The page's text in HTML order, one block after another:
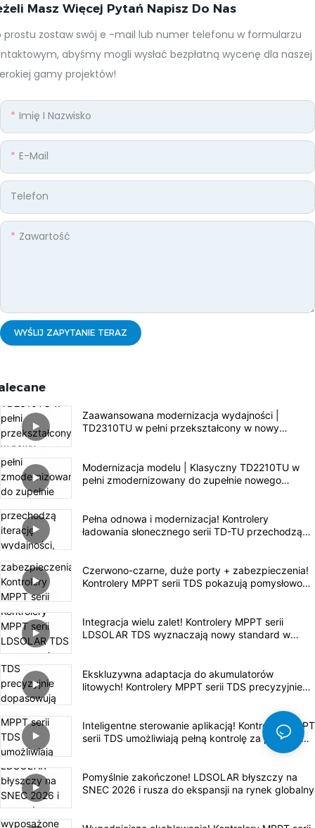
Masz Więcej Pytań Napisz Do Nas
prostu zostaw swój e -mail lub numer telefonu w formularzu
abyśmy mogli wysłać bezpłatną wycenę dla naszej
gamy projektów!
Imię I Nazwisko
E-Mail
Telefon
Zawartość
WYŚLIJ ZAPYTANIE TERAZ
Zaawansowana modernizacja wydajności |
TD2310TU w pełni przekształcony w nowy
Modernizacja modelu | Klasyczny TD2210TU w
pełni zmodernizowany do zupełnie nowego
Pełna odnowa i modernizacja! Kontrolery
ładowania słonecznego serii TD-TU przechodzą
siecią
Czerwono-czarne, duże porty + zabezpieczenia!
Kontrolery MPPT serii TDS pokazują pomysłowość
Integracja wielu zalet! Kontrolery MPPT serii
LDSOLAR TDS wyznaczają nowy standard w
Ekskluzywna adaptacja do akumulatorów
litowych! Kontrolery MPPT serii TDS precyzyjnie
zapewniając bezpieczne i wydajne ładowanie.
Inteligentne sterowanie aplikacją! Kontrolery MPPT
serii TDS umożliwiają pełną kontrolę za pomocą
Pomyślnie zakończone! LDSOLAR błyszczy na
SNEC 2026 i rusza do ekspansji na rynek globalny